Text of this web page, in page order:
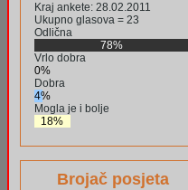
Kraj ankete: 28.02.2011
Ukupno glasova = 23
Odlična
78%
Vrlo dobra
0%
Dobra
4%
Mogla je i bolje
18%
Brojač posjeta